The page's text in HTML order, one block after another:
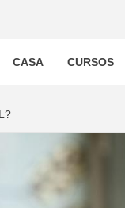
CASA CURSOS